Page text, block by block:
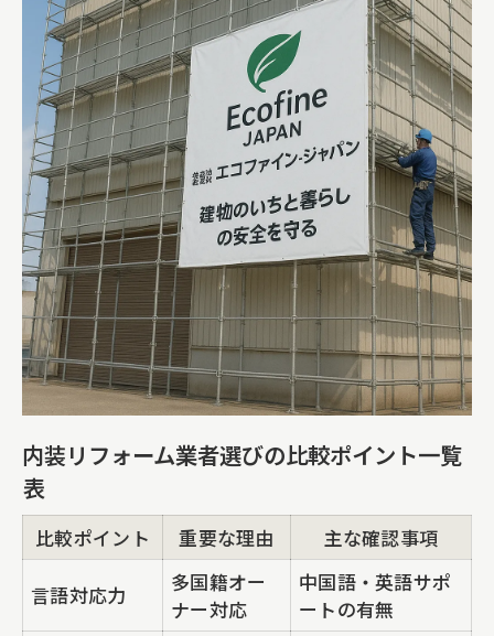
内装リフォーム業者選びの比較ポイント一覧
表
比較ポイント 重要な理由 主な確認事項
言語対応力
多国籍オー
ナー対応
中国語・英語サポ
ートの有無